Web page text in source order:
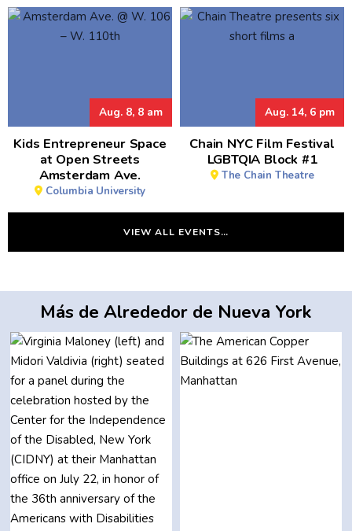
Aug. 8, 8 am
Kids Entrepreneur Space
at Open Streets
Amsterdam Ave.
Columbia University
Aug. 14, 6 pm
Chain NYC Film Festival
LGBTQIA Block #1
The Chain Theatre
VIEW ALL EVENTS…
Más de Alrededor de Nueva York